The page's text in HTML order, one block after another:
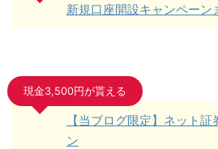
新規口座開設キャンペーン
現金3,500円が貰える
【当ブログ限定】ネット
ン